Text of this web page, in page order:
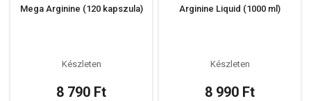
Mega Arginine (120 kapszula)
Készleten
8 790 Ft
Arginine Liquid (1000 ml)
Készleten
8 990 Ft